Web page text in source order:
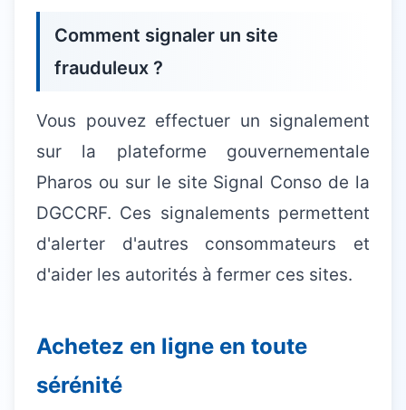
Comment signaler un site
frauduleux ?
Vous pouvez effectuer un signalement
sur la plateforme gouvernementale
Pharos ou sur le site Signal Conso de la
DGCCRF. Ces signalements permettent
d'alerter d'autres consommateurs et
d'aider les autorités à fermer ces sites.
Achetez en ligne en toute
sérénité